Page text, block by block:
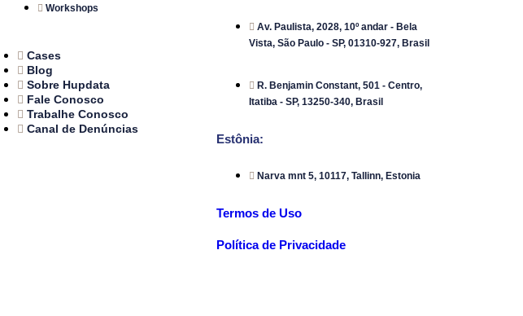
Workshops
Cases
Blog
Sobre Hupdata
Fale Conosco
Trabalhe Conosco
Canal de Denúncias
Av. Paulista, 2028, 10º andar - Bela
Vista, São Paulo - SP, 01310-927, Brasil
R. Benjamin Constant, 501 - Centro,
Itatiba - SP, 13250-340, Brasil
Estônia:
Narva mnt 5, 10117, Tallinn, Estonia
Termos de Uso
Política de Privacidade